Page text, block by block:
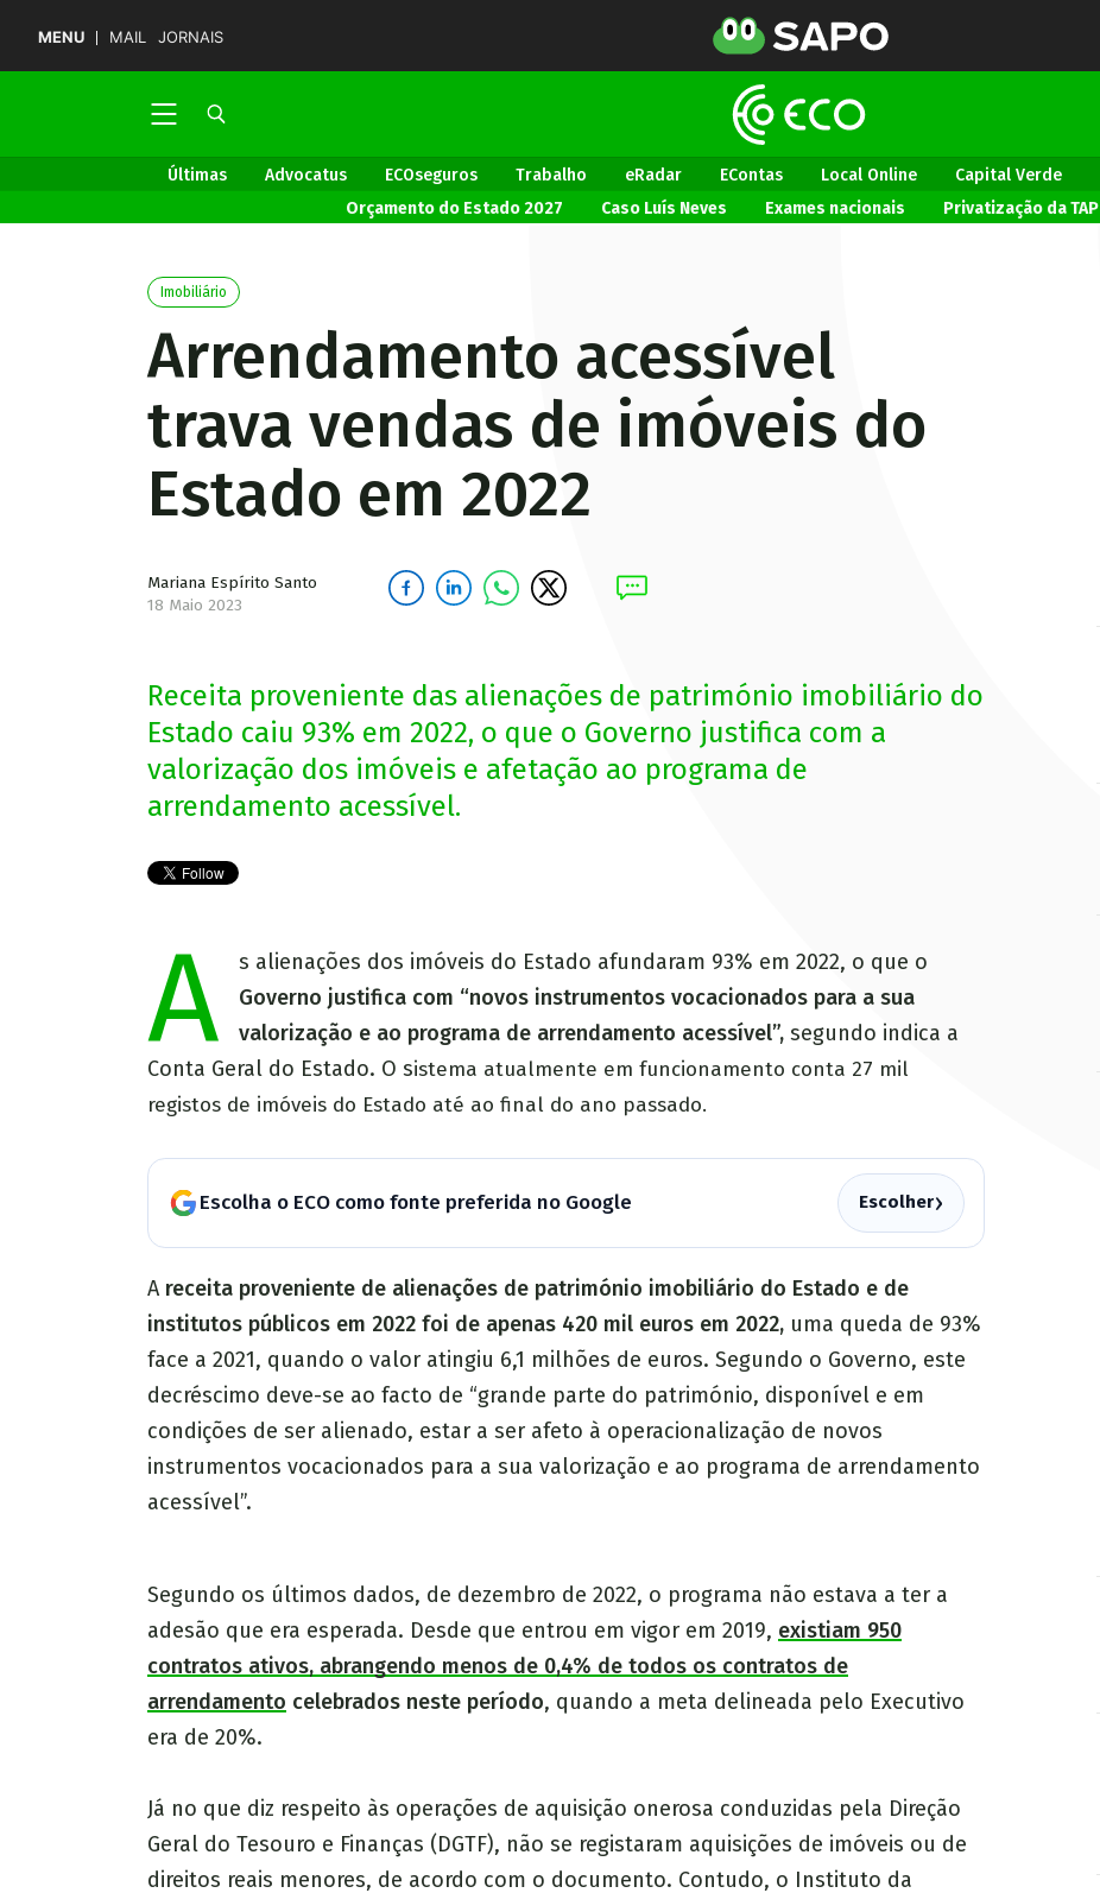
MENU MAIL JORNAIS
Últimas Advocatus ECOseguros Trabalho eRadar EContas Local Online Capital Verde
Orçamento do Estado 2027
Caso Luís Neves Exames nacionais Privatização da TAP
Imobiliário
Arrendamento acessível
trava vendas de imóveis do
Estado em 2022
Mariana Espírito Santo
18 Maio 2023
Receita proveniente das alienações de património imobiliário do
Estado caiu 93% em 2022, o que o Governo justifica com a
valorização dos imóveis e afetação ao programa de
arrendamento acessível.
A
s alienações dos imóveis do Estado afundaram 93% em 2022, o que o
Governo justifica com “novos instrumentos vocacionados para a sua
valorização e ao programa de arrendamento acessível”,segundo indica a
Conta Geral do Estado. O sistema atualmente em funcionamento conta 27 mil
registos de imóveis do Estado até ao final do ano passado.
Escolha o ECO como fonte preferida no Google Escolher›
A receita proveniente de alienações de património imobiliário do Estado e de
institutos públicos em 2022 foi de apenas 420 mil euros em 2022,uma queda de 93%
face a 2021, quando o valor atingiu 6,1 milhões de euros. Segundo o Governo, este
decréscimo deve-se ao facto de “grande parte do património, disponível e em
condições de ser alienado, estar a ser afeto à operacionalização de novos
instrumentos vocacionados para a sua valorização e ao programa de arrendamento
acessível”.
Segundo os últimos dados, de dezembro de 2022, o programa não estava a ter a
adesão que era esperada. Desde que entrou em vigor em 2019, existiam 950
contratos ativos, abrangendo menos de 0,4% de todos os contratos de
arrendamento celebrados neste período, quando a meta delineada pelo Executivo
era de 20%.
Já no que diz respeito às operações de aquisição onerosa conduzidas pela Direção
Geral do Tesouro e Finanças (DGTF), não se registaram aquisições de imóveis ou de
direitos reais menores, de acordo com o documento. Contudo, o Instituto da